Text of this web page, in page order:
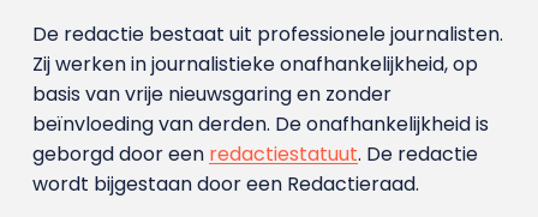
De redactie bestaat uit professionele journalisten.
Zij werken in journalistieke onafhankelijkheid, op
basis van vrije nieuwsgaring en zonder
beïnvloeding van derden. De onafhankelijkheid is
geborgd door een redactiestatuut. De redactie
wordt bijgestaan door een Redactieraad.